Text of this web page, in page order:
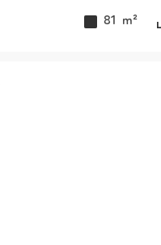
81 m²